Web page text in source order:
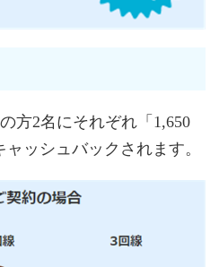
方2名にそれぞれ「1,650
ッシュバックされます。